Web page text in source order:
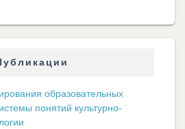
образовательных
понятий культурно-